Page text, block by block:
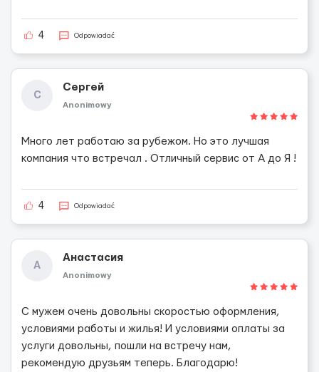
4 Odpowiadać
С
Сергей
Anonimowy
Много лет работаю за рубежом. Но это лучшая
компания что встречал . Отличный сервис от А до Я !
4 Odpowiadać
А
Анастасия
Anonimowy
С мужем очень довольны скоростью оформления,
условиями работы и жилья! И условиями оплаты за
услуги довольны, пошли на встречу нам,
рекомендую друзьям теперь. Благодарю!